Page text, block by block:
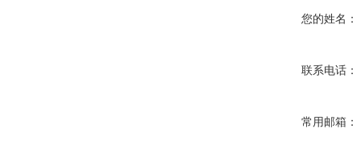
您的姓名：
联系电话：
常用邮箱：